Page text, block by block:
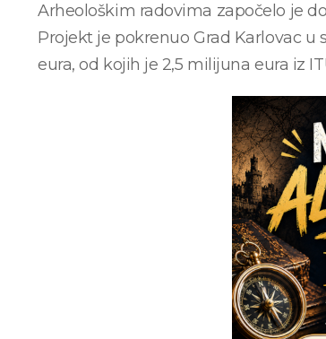
Arheološkim radovima započelo je
Projekt je pokrenuo Grad Karlovac
eura, od kojih je 2,5 milijuna eura iz